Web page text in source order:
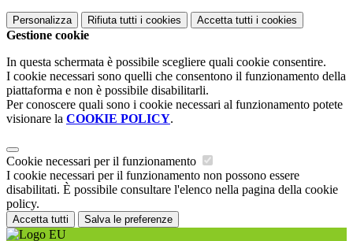
Personalizza Rifiuta tutti i cookies Accetta tutti i cookies
Gestione cookie
In questa schermata è possibile scegliere quali cookie consentire.
I cookie necessari sono quelli che consentono il funzionamento della
piattaforma e non è possibile disabilitarli.
Per conoscere quali sono i cookie necessari al funzionamento potete
visionare la COOKIE POLICY.
Cookie necessari per il funzionamento
I cookie necessari per il funzionamento non possono essere
disabilitati. È possibile consultare l'elenco nella pagina della cookie
policy.
Accetta tutti Salva le preferenze